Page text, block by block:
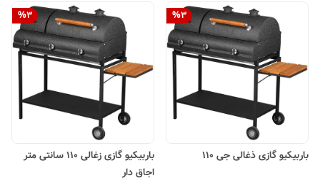
%3
باربیکیو گازی ذغالی جی 110
%3
باربیکیو گازی زغالی 110 سانتی متر
اجاق دار